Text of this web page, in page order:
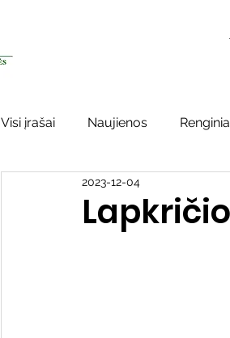
Visi įrašai Naujienos
Kraštotyros darbai
2023-12-04